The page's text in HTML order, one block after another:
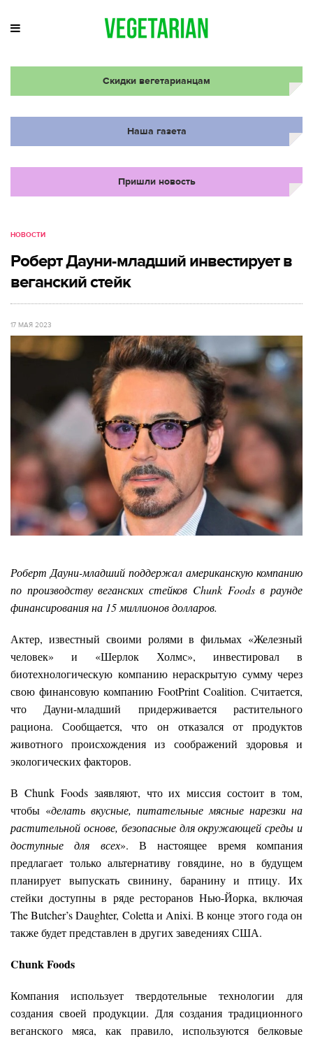
Скидки вегетарианцам
Наша газета
Пришли новость
НОВОСТИ
Роберт Дауни-младший инвестирует в
веганский стейк
17 МАЯ 2023
Роберт Дауни-младший поддержал американскую компанию
по производству веганских стейков Chunk Foods в раунде
финансирования на 15 миллионов долларов.
Актер, известный своими ролями в фильмах «Железный
человек» и «Шерлок Холмс», инвестировал в
биотехнологическую компанию нераскрытую сумму через
свою финансовую компанию FootPrint Coalition. Считается,
что Дауни-младший придерживается растительного
рациона. Сообщается, что он отказался от продуктов
животного происхождения из соображений здоровья и
экологических факторов.
В Chunk Foods заявляют, что их миссия состоит в том,
чтобы «делать вкусные, питательные мясные нарезки на
растительной основе, безопасные для окружающей среды и
доступные для всех». В настоящее время компания
предлагает только альтернативу говядине, но в будущем
планирует выпускать свинину, баранину и птицу. Их
стейки доступны в ряде ресторанов Нью-Йорка, включая
The Butcher’s Daughter, Coletta и Anixi. В конце этого года он
также будет представлен в других заведениях США.
Chunk Foods
Компания использует твердотельные технологии для
создания своей продукции. Для создания традиционного
веганского мяса, как правило, используются белковые